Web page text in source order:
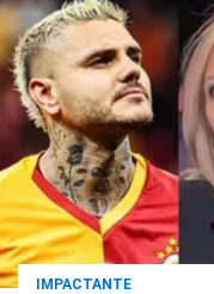
IMPACTANTE